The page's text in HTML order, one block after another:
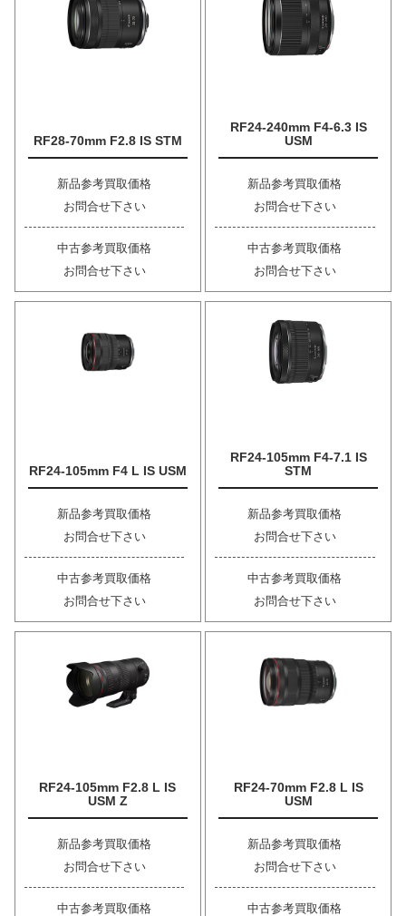
RF28-70mm F2.8 IS STM
新品参考買取価格
お問合せ下さい
中古参考買取価格
お問合せ下さい
RF24-240mm F4-6.3 IS
USM
新品参考買取価格
お問合せ下さい
中古参考買取価格
お問合せ下さい
RF24-105mm F4 L IS USM
新品参考買取価格
お問合せ下さい
中古参考買取価格
お問合せ下さい
RF24-105mm F4-7.1 IS
STM
新品参考買取価格
お問合せ下さい
中古参考買取価格
お問合せ下さい
RF24-105mm F2.8 L IS
USM Z
新品参考買取価格
お問合せ下さい
中古参考買取価格
RF24-70mm F2.8 L IS
USM
新品参考買取価格
お問合せ下さい
中古参考買取価格